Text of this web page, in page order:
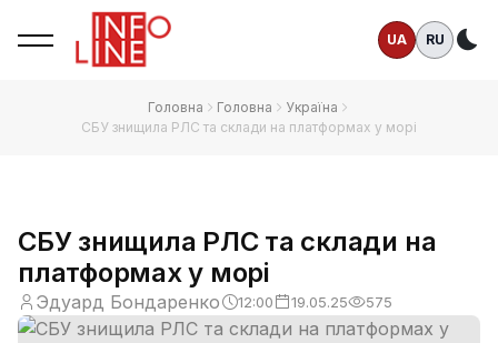
UA RU
Головна Головна
Україна
СБУ знищила РЛС та склади на платформах у морі
СБУ знищила РЛС та склади на
платформах у морі
Эдуард Бондаренко 12:00 19.05.25 575